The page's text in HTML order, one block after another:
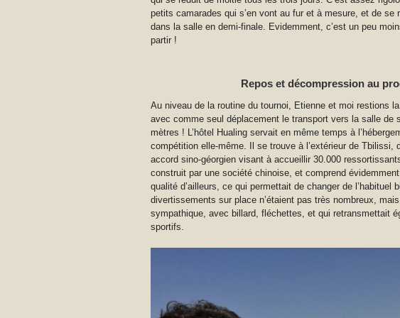
petits camarades qui s’en vont au fur et à mesure, et de se
dans la salle en demi-finale. Evidemment, c’est un peu
partir !
Repos et décompression au
Au niveau de la routine du tournoi, Etienne et moi restions la
avec comme seul déplacement le transport vers la salle de
mètres ! L’hôtel Hualing servait en même temps à
compétition elle-même. Il se trouve à l’extérieur de Tbilissi,
accord sino-géorgien visant à accueillir 30.000
construit par une société chinoise, et comprend
qualité d’ailleurs, ce qui permettait de changer de l’habituel
divertissements sur place n’étaient pas très nombreux,
sympathique, avec billard, fléchettes, et qui retransmettait
sportifs.